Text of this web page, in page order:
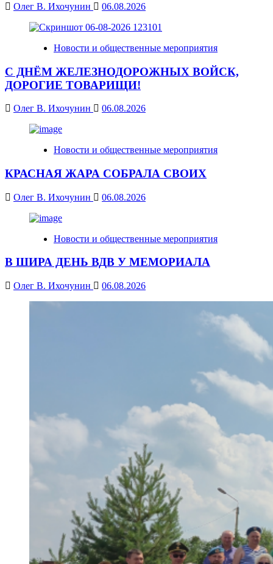
Олег В. Ихочунин 06.08.2026
Новости и общественные мероприятия
С ДНЁМ ЖЕЛЕЗНОДОРОЖНЫХ ВОЙСК,
ДОРОГИЕ ТОВАРИЩИ!
Олег В. Ихочунин 06.08.2026
Новости и общественные мероприятия
КРАСНАЯ ЖАРА СОБРАЛА СВОИХ
Олег В. Ихочунин 06.08.2026
Новости и общественные мероприятия
В ШИРА ДЕНЬ ВДВ У МЕМОРИАЛА
Олег В. Ихочунин 06.08.2026